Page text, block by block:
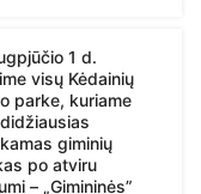
1 d.
visų Kėdainių
parke, kuriame
giminių
po atviru
– „Gimininės”